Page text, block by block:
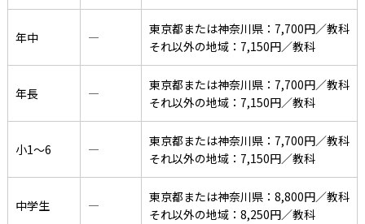
年中 ―
東京都または神奈川県：7,700円／教科
それ以外の地域：7,150円／教科
年長 ―
東京都または神奈川県：7,700円／教科
それ以外の地域：7,150円／教科
小1〜6 ―
東京都または神奈川県：7,700円／教科
それ以外の地域：7,150円／教科
中学生 ―
東京都または神奈川県：8,800円／教科
それ以外の地域：8,250円／教科